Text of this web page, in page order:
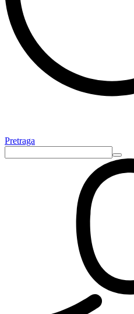
Pretraga